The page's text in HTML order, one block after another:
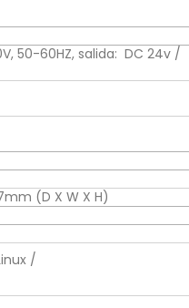
50-60HZ, salida: DC 24v /
(D X W X H)
/